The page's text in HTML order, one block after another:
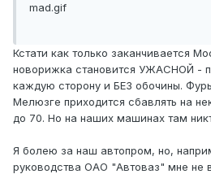
mad.gif
Кстати как только заканчивается
новорижка становится УЖАСНОЙ -
каждую сторону и БЕЗ обочины.
Мелюзге приходится сбавлять на
до 70. Но на наших машинах там
Я болею за наш автопром, но,
руководства ОАО "Автоваз" мне не